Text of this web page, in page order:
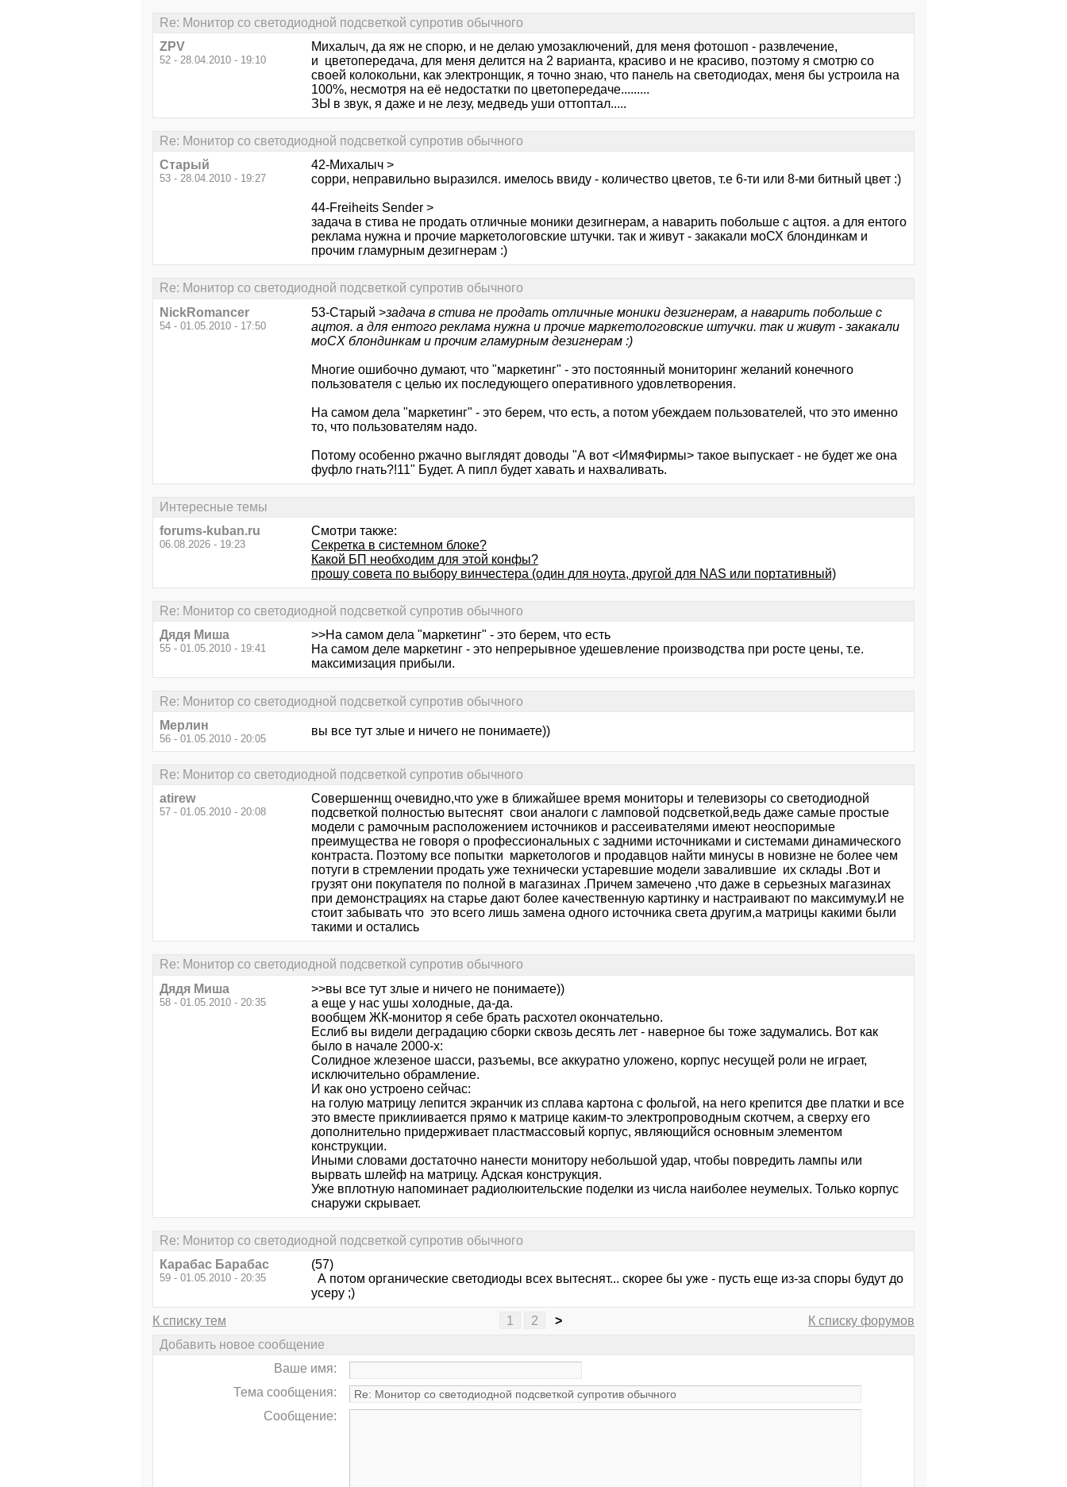
Re: Монитор со светодиодной подсветкой супротив обычного
ZPV
52 - 28.04.2010 - 19:10
Михалыч, да яж не спорю, и не делаю умозаключений, для меня фотошоп - развлечение,
и цветопередача, для меня делится на 2 варианта, красиво и не красиво, поэтому я смотрю со
своей колокольни, как электронщик, я точно знаю, что панель на светодиодах, меня бы устроила на
100%, несмотря на её недостатки по цветопередаче.........
ЗЫ в звук, я даже и не лезу, медведь уши оттоптал.....
Re: Монитор со светодиодной подсветкой супротив обычного
Старый
53 - 28.04.2010 - 19:27
42-Михалыч >
сорри, неправильно выразился. имелось ввиду - количество цветов, т.е 6-ти или 8-ми битный цвет :)
44-Freiheits Sender >
задача в стива не продать отличные моники дезигнерам, а наварить побольше с ацтоя. а для ентого
реклама нужна и прочие маркетологовские штучки. так и живут - закакали моСХ блондинкам и
прочим гламурным дезигнерам :)
Re: Монитор со светодиодной подсветкой супротив обычного
NickRomancer
54 - 01.05.2010 - 17:50
53-Старый >задача в стива не продать отличные моники дезигнерам, а наварить побольше с
ацтоя. а для ентого реклама нужна и прочие маркетологовские штучки. так и живут - закакали
моСХ блондинкам и прочим гламурным дезигнерам :)
Многие ошибочно думают, что "маркетинг" - это постоянный мониторинг желаний конечного
пользователя с целью их последующего оперативного удовлетворения.
На самом дела "маркетинг" - это берем, что есть, а потом убеждаем пользователей, что это именно
то, что пользователям надо.
Потому особенно ржачно выглядят доводы "А вот <ИмяФирмы> такое выпускает - не будет же она
фуфло гнать?!11" Будет. А пипл будет хавать и нахваливать.
Интересные темы
forums-kuban.ru
06.08.2026 - 19:23
Смотри также:
Секретка в системном блоке?
Какой БП необходим для этой конфы?
прошу совета по выбору винчестера (один для ноута, другой для NAS или портативный)
Re: Монитор со светодиодной подсветкой супротив обычного
Дядя Миша
55 - 01.05.2010 - 19:41
>>На самом дела "маркетинг" - это берем, что есть
На самом деле маркетинг - это непрерывное удешевление производства при росте цены, т.е.
максимизация прибыли.
Re: Монитор со светодиодной подсветкой супротив обычного
Мерлин
56 - 01.05.2010 - 20:05
вы все тут злые и ничего не понимаете))
Re: Монитор со светодиодной подсветкой супротив обычного
atirew
57 - 01.05.2010 - 20:08
Совершеннщ очевидно,что уже в ближайшее время мониторы и телевизоры со светодиодной
подсветкой полностью вытеснят свои аналоги с ламповой подсветкой,ведь даже самые простые
модели с рамочным расположением источников и рассеивателями имеют неоспоримые
преимущества не говоря о профессиональных с задними источниками и системами динамического
контраста. Поэтому все попытки маркетологов и продавцов найти минусы в новизне не более чем
потуги в стремлении продать уже технически устаревшие модели завалившие их склады .Вот и
грузят они покупателя по полной в магазинах .Причем замечено ,что даже в серьезных магазинах
при демонстрациях на старье дают более качественную картинку и настраивают по максимуму.И не
стоит забывать что это всего лишь замена одного источника света другим,а матрицы какими были
такими и остались
Re: Монитор со светодиодной подсветкой супротив обычного
Дядя Миша
58 - 01.05.2010 - 20:35
>>вы все тут злые и ничего не понимаете))
а еще у нас ушы холодные, да-да.
вообщем ЖК-монитор я себе брать расхотел окончательно.
Еслиб вы видели деградацию сборки сквозь десять лет - наверное бы тоже задумались. Вот как
было в начале 2000-х:
Солидное жлезеное шасси, разъемы, все аккуратно уложено, корпус несущей роли не играет,
исключительно обрамление.
И как оно устроено сейчас:
на голую матрицу лепится экранчик из сплава картона с фольгой, на него крепится две платки и все
это вместе приклиивается прямо к матрице каким-то электропроводным скотчем, а сверху его
дополнительно придерживает пластмассовый корпус, являющийся основным элементом
конструкции.
Иными словами достаточно нанести монитору небольшой удар, чтобы повредить лампы или
вырвать шлейф на матрицу. Адская конструкция.
Уже вплотную напоминает радиолюительские поделки из числа наиболее неумелых. Только корпус
снаружи скрывает.
Re: Монитор со светодиодной подсветкой супротив обычного
Карабас Барабас
59 - 01.05.2010 - 20:35
(57)
А потом органические светодиоды всех вытеснят... скорее бы уже - пусть еще из-за споры будут до
усеру ;)
К списку тем 1 2 >
К списку форумов
Добавить новое сообщение
Ваше имя:
Тема сообщения:
Сообщение: